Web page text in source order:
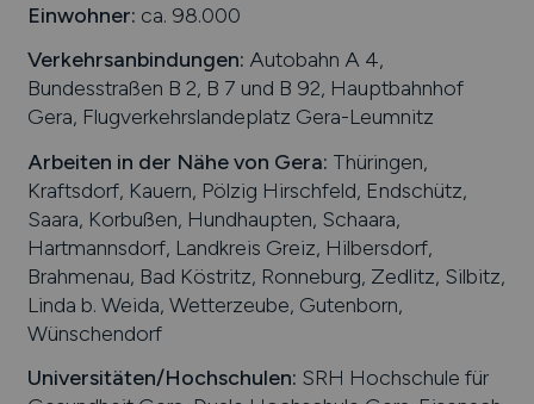
Einwohner: ca. 98.000
Verkehrsanbindungen: Autobahn A 4,
Bundesstraßen B 2, B 7 und B 92, Hauptbahnhof
Gera, Flugverkehrslandeplatz Gera-Leumnitz
Arbeiten in der Nähe von Gera: Thüringen,
Kraftsdorf, Kauern, Pölzig Hirschfeld, Endschütz,
Saara, Korbußen, Hundhaupten, Schaara,
Hartmannsdorf, Landkreis Greiz, Hilbersdorf,
Brahmenau, Bad Köstritz, Ronneburg, Zedlitz, Silbitz,
Linda b. Weida, Wetterzeube, Gutenborn,
Wünschendorf
Universitäten/Hochschulen: SRH Hochschule für